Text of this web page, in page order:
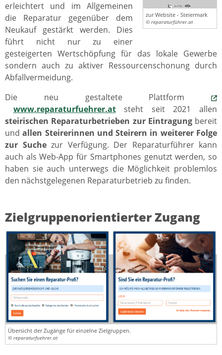
zur Website - Steiermark
© reparaturführer.at
erleichtert und im Allgemeinen
die Reparatur gegenüber dem
Neukauf gestärkt werden. Dies
führt nicht nur zu einer
gesteigerten Wertschöpfung für das lokale Gewerbe
sondern auch zu aktiver Ressourcenschonung durch
Abfallvermeidung.
Die neu gestaltete Plattform
www.reparaturfuehrer.atsteht seit 2021 allen
steirischen Reparaturbetrieben zur Eintragungbereit
undallen Steirerinnen und Steirern in weiterer Folge
zur Suchezur Verfügung. Der Reparaturführer kann
auch als Web-App für Smartphones genutzt werden, so
haben sie auch unterwegs die Möglichkeit problemlos
den nächstgelegenen Reparaturbetrieb zu finden.
Zielgruppenorientierter Zugang
Übersicht der Zugänge für einzelne Zielgruppen.
© reparaturfuehrer.at